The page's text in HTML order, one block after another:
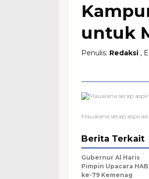
untuk
Penulis: Redaksi ,
Maualana serap
Berita Terkait
Gubernur Al Haris
Pimpin Upacara HAB
ke-79 Kemenag